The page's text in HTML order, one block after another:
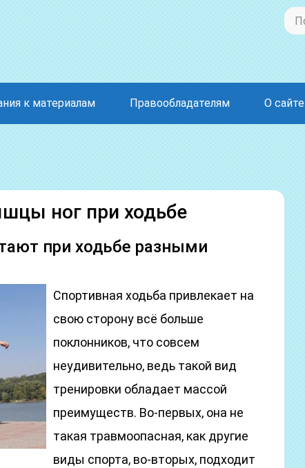
к материалам Правообладателям О сайте
ног при ходьбе
при ходьбе разными
Спортивная ходьба привлекает на
свою сторону всё больше
поклонников, что совсем
неудивительно, ведь такой вид
тренировки обладает массой
преимуществ. Во-первых, она не
такая травмоопасная, как другие
виды спорта, во-вторых, подходит